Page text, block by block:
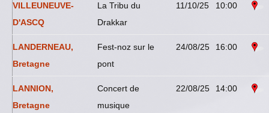
VILLEUNEUVE-
D'ASCQ
La Tribu du
Drakkar
11/10/25 10:00
LANDERNEAU,
Bretagne
Fest-noz sur le
pont
24/08/25 16:00
LANNION,
Bretagne
Concert de
musique
22/08/25 14:00